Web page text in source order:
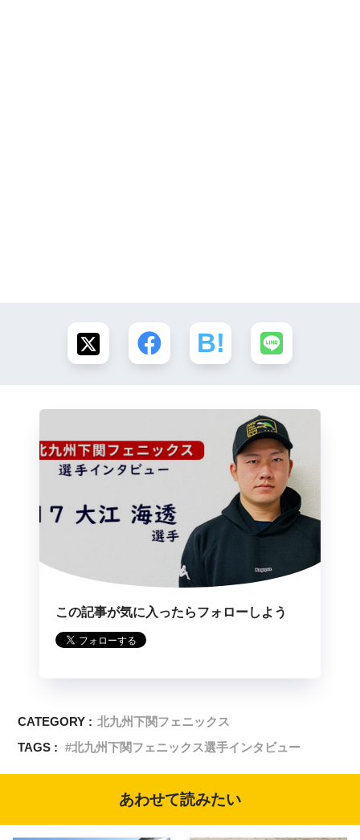
この記事が気に入ったらフォローしよう
CATEGORY : 北九州下関フェニックス
TAGS :
北九州下関フェニックス選手インタビュー
あわせて読みたい